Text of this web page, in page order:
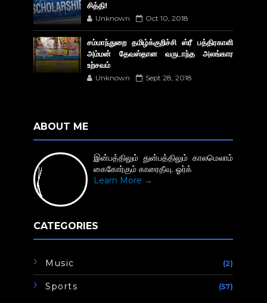
சித்தி!
Unknown Oct 10, 2018
சம்மாந்துறை தமிழ்க்குறிச்சி ஸ்ரீ பத்திரகாளி
அம்மன் தேவஸ்தான வருடாந்த அலங்கார
உற்சவம்
Unknown Sept 28, 2018
ABOUT ME
இன்பத்திலும் துன்பத்திலும் காலமெலாம்
கைகோர்கும் காரைதீவு. ஓர்க்
Learn More →
CATEGORIES
Music (2)
Sports (57)